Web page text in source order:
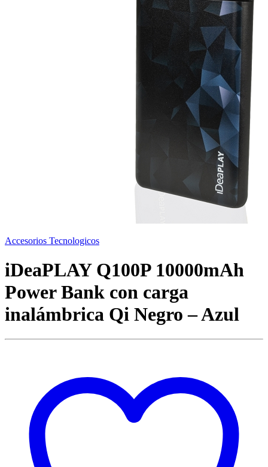
Accesorios Tecnologicos
iDeaPLAY Q100P 10000mAh
Power Bank con carga
inalámbrica Qi Negro – Azul